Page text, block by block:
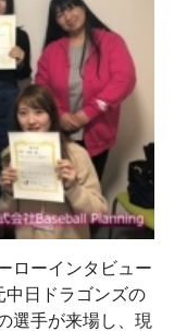
ローインタビュー
中日ドラゴンズの
選手が来場し、現